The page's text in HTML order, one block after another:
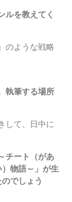
ルを教えてく
のような戦略
執筆する場所
して、日中に
チート（があ
物語～ 」が生
でしょう